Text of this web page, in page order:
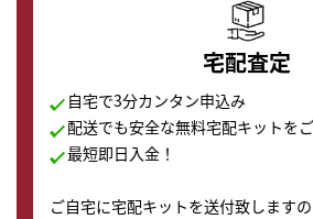
宅配査定
自宅で3分カンタン申込み
配送でも安全な無料宅配キットを
最短即日入金！
ご自宅に宅配キットを送付致します